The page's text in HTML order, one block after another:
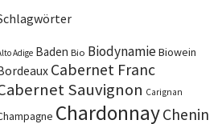
Adige Baden Bio BiodynamieBiowein
Cabernet Franc
Sauvignon Carignan
ChardonnayChenin